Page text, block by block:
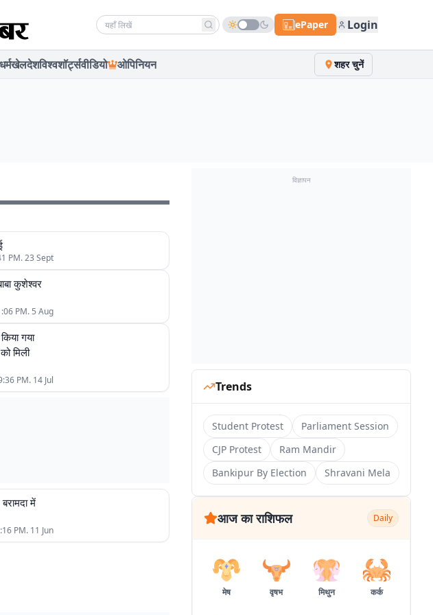
Search news ePaper Login
धर्मखेलदेशविश्वशॉर्ट्सवीडियो ओपिनियन शहर चुनें
PM. 23 Sept
कुशेश्वर
PM. 5 Aug
गया
मिली
PM. 14 Jul
में
PM. 11 Jun
विज्ञापन
Trends
Student Protest
Parliament Session
CJP Protest
Ram Mandir
Bankipur By Election
Shravani Mela
आज का राशिफल Daily
मेष वृषभ मिथुन कर्क